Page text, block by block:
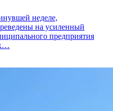
неделе,
на усиленный
предприятия